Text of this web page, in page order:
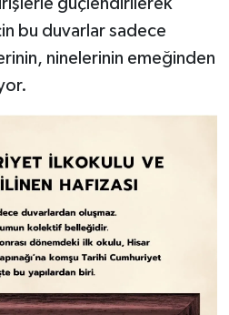
bu duvarlar sadece
ninelerinin emeğinden